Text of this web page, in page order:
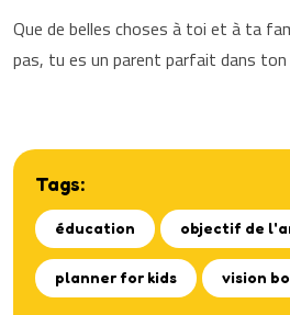
Que de belles choses à toi et à ta
pas, tu es un parent parfait dans
Tags:
éducation objectif de
planner for kids vision